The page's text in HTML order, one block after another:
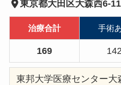
東京都大田区大森西6-
治療合計 手術
169 142
東邦大学医療センター大